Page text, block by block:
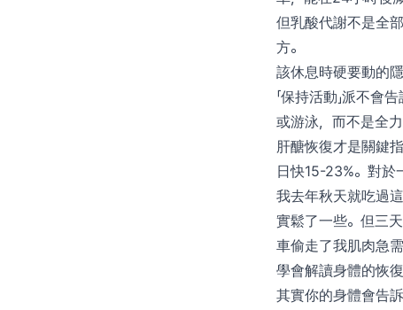
但乳酸代謝不是全
方。
該休息時硬要動的
「保持活動」派不
或游泳，而不是全
肝醣恢復才是關鍵
日快15-23%。對於
我去年秋天就吃過
實鬆了一些。但三
車偷走了我肌肉急
學會解讀身體的恢
其實你的身體會告